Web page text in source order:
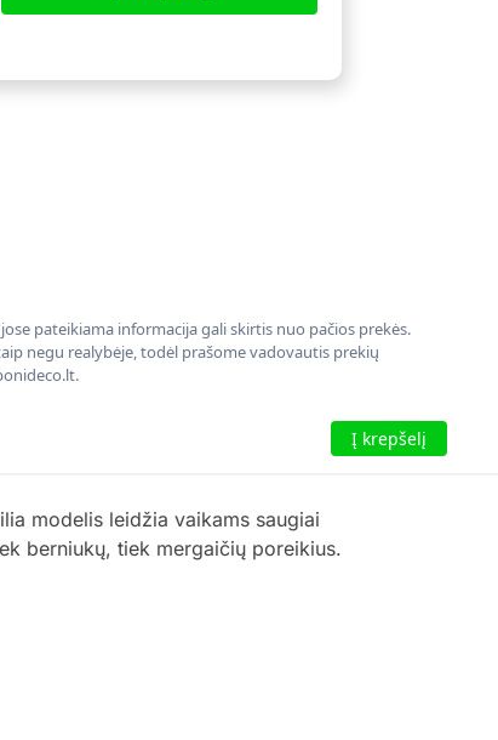
pateikiama informacija gali skirtis nuo pačios prekės.
negu realybėje, todėl prašome vadovautis prekių
Į krepšelį
modelis leidžia vaikams saugiai
berniukų, tiek mergaičių poreikius.